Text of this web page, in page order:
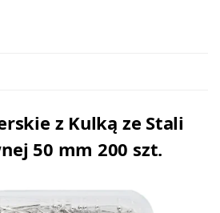
z Kulką ze Stali
50 mm 200 szt.